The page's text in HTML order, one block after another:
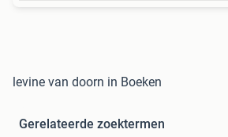
levine van doorn in Boeken
Gerelateerde zoektermen